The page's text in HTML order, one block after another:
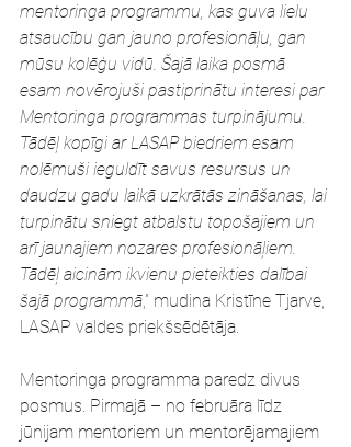
mentoringa programmu, kas guva lielu
atsaucību gan jauno profesionāļu, gan
mūsu kolēģu vidū. Šajā laika posmā
esam novērojuši pastiprinātu interesi par
Mentoringa programmas turpinājumu.
Tādēļ kopīgi ar LASAP biedriem esam
nolēmuši ieguldīt savus resursus un
daudzu gadu laikā uzkrātās zināšanas, lai
turpinātu sniegt atbalstu topošajiem un
arī jaunajiem nozares profesionāļiem.
Tādēļ aicinām ikvienu pieteikties dalībai
šajā programmā,” mudina Kristīne Tjarve,
LASAP valdes priekšsēdētāja.
Mentoringa programma paredz divus
posmus. Pirmajā – no februāra līdz
jūnijam mentoriem un mentorējamajiem